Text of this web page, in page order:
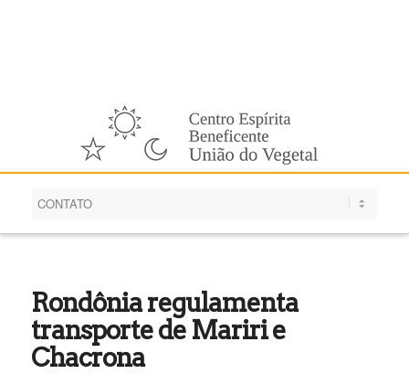
Rondônia regulamenta
transporte de Mariri e
Chacrona